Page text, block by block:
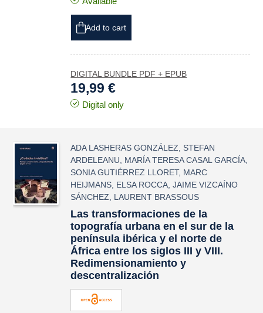
Add to cart
DIGITAL BUNDLE PDF + EPUB
19,99 €
Digital only
ADA LASHERAS GONZÁLEZ
STEFAN
ARDELEANU
MARÍA TERESA CASAL GARCÍA
SONIA GUTIÉRREZ LLORET, MARC
HEIJMANS ELSA ROCCA ,JAIME VIZCAÍNO
SÁNCHEZ
LAURENT BRASSOUS
Las transformaciones de la
topografía urbana en el sur de la
península ibérica y el norte de
África entre los siglos III y VIII.
Redimensionamiento y
descentralización